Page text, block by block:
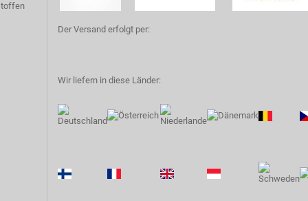
Der Versand erfolgt per:
Wir liefern in diese Länder: